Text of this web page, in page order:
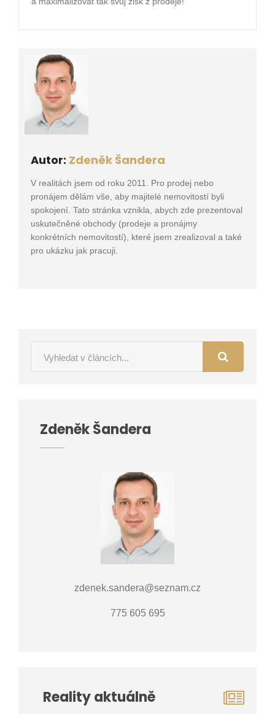
Autor: Zdeněk Šandera
V realitách jsem od roku 2011. Pro prodej nebo
pronájem dělám vše, aby majitelé nemovitostí byli
spokojení. Tato stránka vznikla, abych zde prezentoval
uskutečněné obchody (prodeje a pronájmy
konkrétních nemovitostí), které jsem zrealizoval a také
pro ukázku jak pracuji.
Zdeněk Šandera
zdenek.sandera@seznam.cz
775 605 695
Reality aktuálně